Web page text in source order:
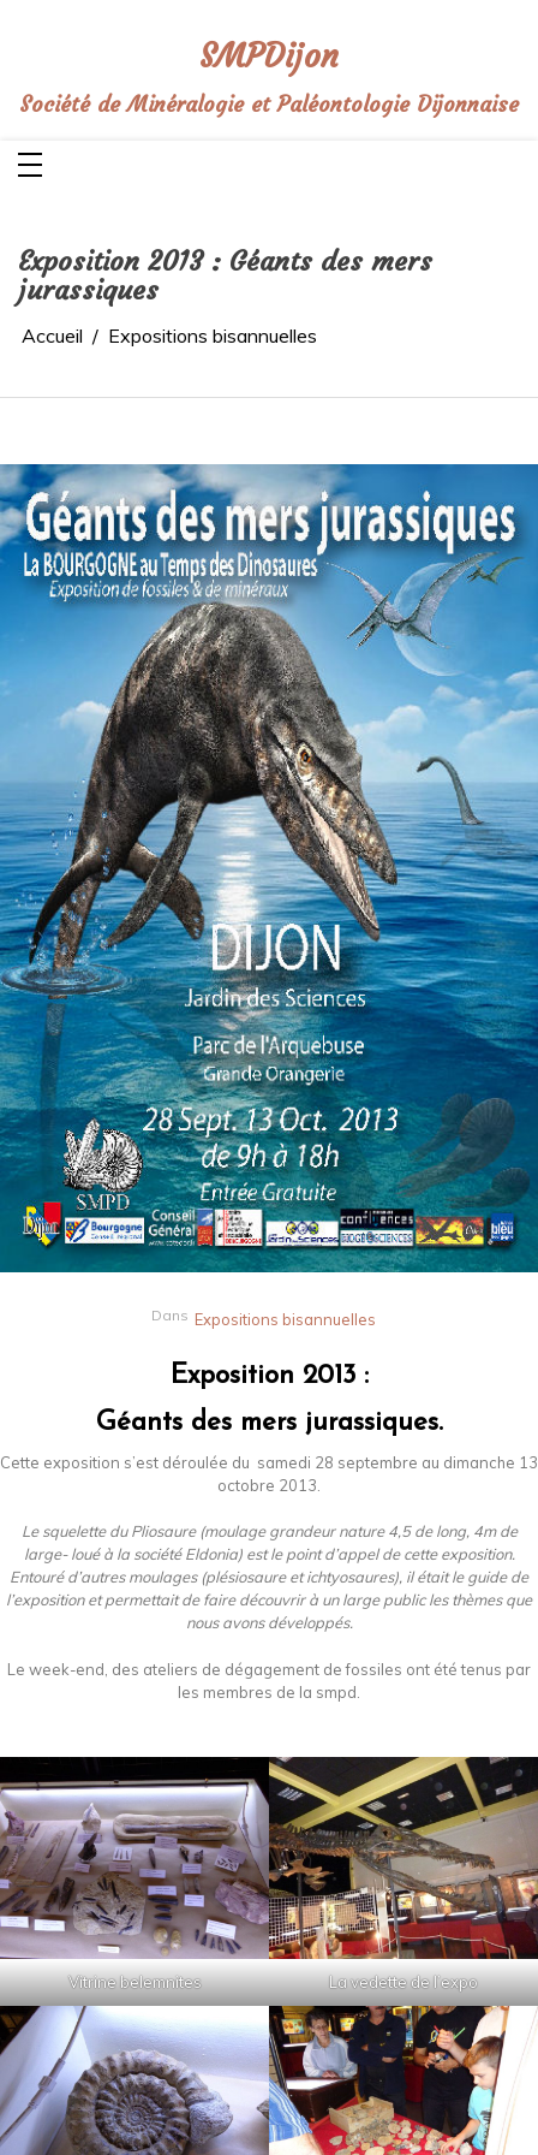
SMPDijon
Société de Minéralogie et Paléontologie Dijonnaise
Exposition 2013 : Géants des mers
jurassiques
Accueil Expositions bisannuelles
Dans Expositions bisannuelles
Exposition 2013 :
Géants des mers jurassiques.
Cette exposition s’est déroulée du samedi 28 septembre au dimanche 13
octobre 2013.
Le squelette du Pliosaure (moulage grandeur nature 4,5 de long, 4m de
large- loué à la société Eldonia) est le point d’appel de cette exposition.
Entouré d’autres moulages (plésiosaure et ichtyosaures), il était le guide de
l’exposition et permettait de faire découvrir à un large public les thèmes que
nous avons développés.
Le week-end, des ateliers de dégagement de fossiles ont été tenus par
les membres de la smpd.
Vitrine belemnites La vedette de l’expo